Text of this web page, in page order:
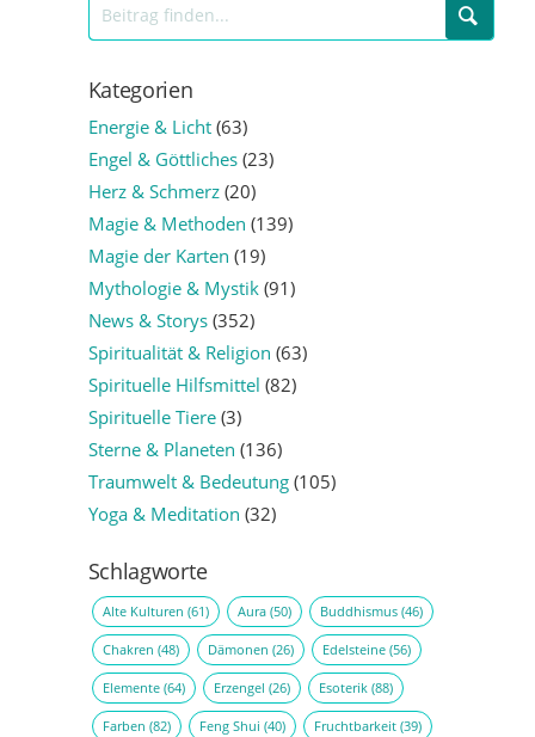
Kategorien
Energie & Licht(63)
Engel & Göttliches(23)
Herz & Schmerz(20)
Magie & Methoden (139)
Magie der Karten (19)
Mythologie & Mystik(91)
News & Storys(352)
Spiritualität & Religion (63)
Spirituelle Hilfsmittel (82)
Spirituelle Tiere(3)
Sterne & Planeten (136)
Traumwelt & Bedeutung(105)
Yoga & Meditation (32)
Schlagworte
Alte Kulturen (61) Aura(50) Buddhismus(46)
Chakren (48) Dämonen (26) Edelsteine(56)
Elemente(64) Erzengel (26) Esoterik(88)
Farben (82) Feng Shui (40) Fruchtbarkeit(39)